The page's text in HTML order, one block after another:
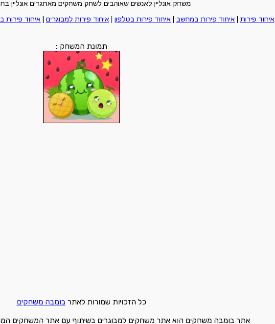
משחק אונליין לאנשים שאוהבים לשחק משחקים מאתגרים אונליין
איחוד פירות איחוד פירות במחשב איחוד פירות בטלפון איחוד פירות למבוגרים איחוד פירות
תמונת המשחק :
כל הזכויות שמורות לאתר בומבה משחקים
אתר בומבה משחקים הוא אתר משחקים למבוגרים בשיתוף עם אתר המשחקים